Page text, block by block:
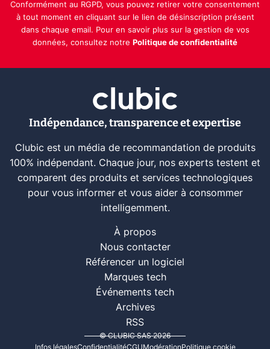
Conformément au RGPD, vous pouvez retirer votre consentement
à tout moment en cliquant sur le lien de désinscription présent
dans chaque email. Pour en savoir plus sur la gestion de vos
données, consultez notre Politique de confidentialité
Indépendance, transparence et expertise
Clubic est un média de recommandation de produits
100% indépendant. Chaque jour, nos experts testent et
comparent des produits et services technologiques
pour vous informer et vous aider à consommer
intelligemment.
À propos
Nous contacter
Référencer un logiciel
Marques tech
Événements tech
Archives
RSS
© CLUBIC SAS 2026
Infos légalesConfidentialitéCGUModérationPolitique cookie